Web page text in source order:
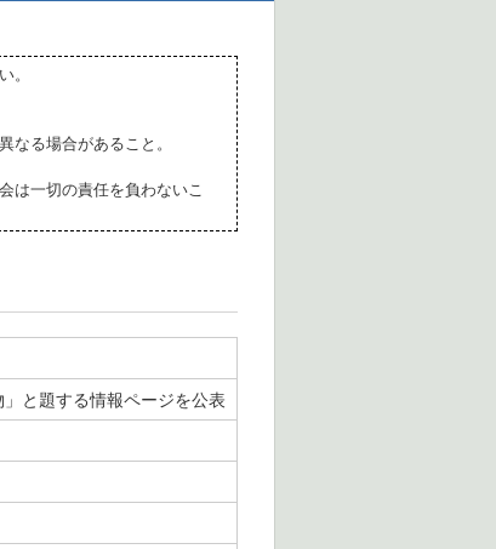
。
なる場合があること。
は一切の責任を負わないこ
と題する情報ページを公表